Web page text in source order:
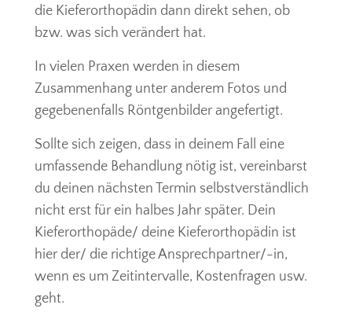
die Kieferorthopädin dann direkt sehen, ob
bzw. was sich verändert hat.
In vielen Praxen werden in diesem
Zusammenhang unter anderem Fotos und
gegebenenfalls Röntgenbilder angefertigt.
Sollte sich zeigen, dass in deinem Fall eine
umfassende Behandlung nötig ist, vereinbarst
du deinen nächsten Termin selbstverständlich
nicht erst für ein halbes Jahr später. Dein
Kieferorthopäde/ deine Kieferorthopädin ist
hier der/ die richtige Ansprechpartner/-in,
wenn es um Zeitintervalle, Kostenfragen usw.
geht.